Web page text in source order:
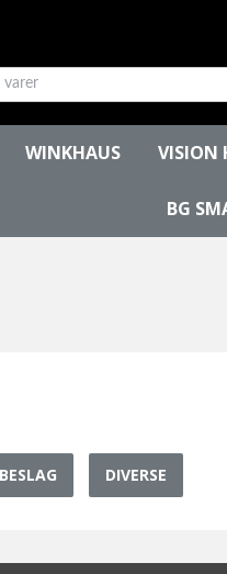
WINKHAUS VISION
BG
DIVERSE